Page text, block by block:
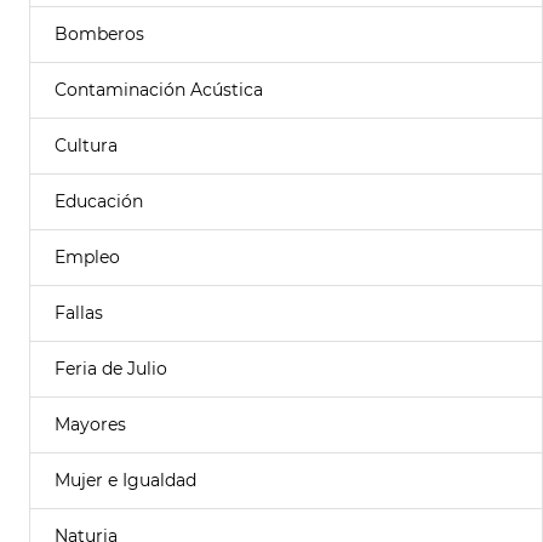
Bomberos
Contaminación Acústica
Cultura
Educación
Empleo
Fallas
Feria de Julio
Mayores
Mujer e Igualdad
Naturia